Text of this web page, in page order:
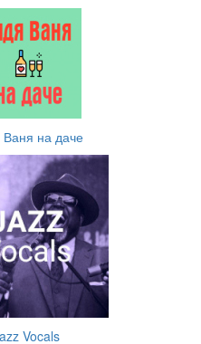
на даче
Vocals